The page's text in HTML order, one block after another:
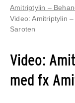
Amitriptylin –
Video: Amitriptylin
Saroten
Video:
med fx